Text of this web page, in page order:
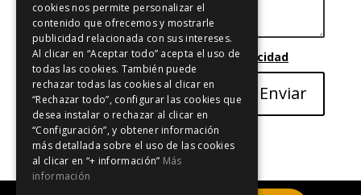
He leído y aceptola política de privacidad
13 + 5= Enviar
cookies nos permite personalizar el
contenido que ofrecemos y mostrarle
publicidad relacionada con sus intereses.
Al clicar en “Aceptar todo” acepta el uso de
todas las cookies. También puede
rechazar todas las cookies al clicar en
“Rechazar todo”, configurar las cookies que
desea instalar o rechazar al clicar en
“Configuración”, y obtener información
más detallada sobre el uso de las cookies
al clicar en “+ información” Más
información